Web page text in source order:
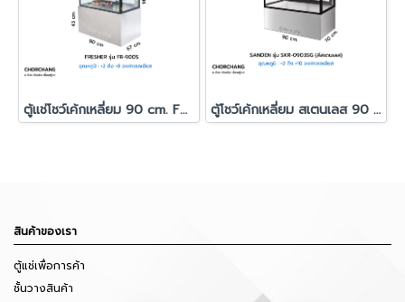
ตู้แช่โชว์เค้กเหลี่ยม 90 cm. FRESHER รุ่น FR-900S ตู้โชว์เค้กเหลี่ยม สเตนเลส 90 ซม. SANDEN รุ่น SKR-0903SG
สินค้าของเรา
ตู้แช่เพื่อการค้า
ชั้นวางสินค้า